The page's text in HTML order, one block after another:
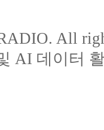
All
AI 데이터